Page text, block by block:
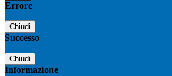
Errore
Chiudi
Successo
Chiudi
Informazione